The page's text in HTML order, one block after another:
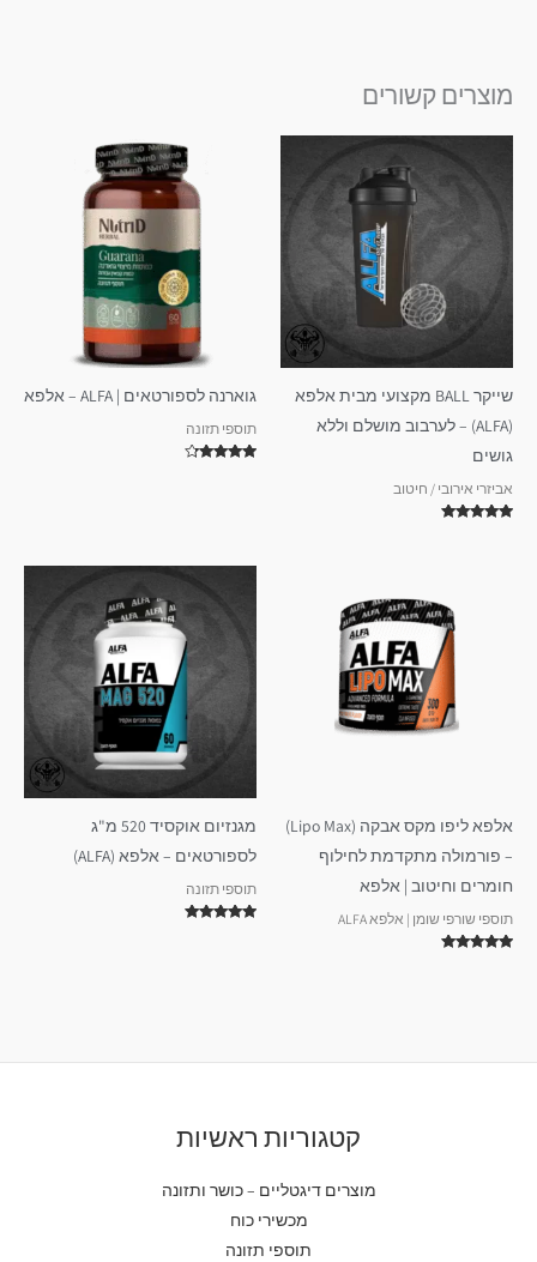
מוצרים קשורים
שייקר BALL מקצועי מבית אלפא
(ALFA) – לערבוב מושלם וללא
גושים
אביזרי אירובי / חיטוב
גוארנה לספורטאים | ALFA – אלפא
תוספי תזונה
אלפא ליפו מקס אבקה (Lipo Max)
– פורמולה מתקדמת לחילוף
חומרים וחיטוב | אלפא
תוספי שורפי שומן | אלפא ALFA
מגנזיום אוקסיד 520 מ"ג
לספורטאים – אלפא (ALFA)
תוספי תזונה
קטגוריות ראשיות
מוצרים דיגטליים – כושר ותזונה
מכשירי כוח
תוספי תזונה